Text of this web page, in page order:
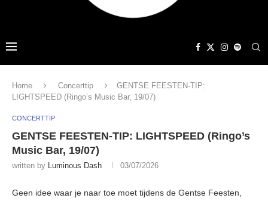
Home Concerttip
GENTSE FEESTEN-TIP:
LIGHTSPEED (Ringo’s Music Bar, 19/07)
CONCERTTIP
GENTSE FEESTEN-TIP: LIGHTSPEED (Ringo’s
Music Bar, 19/07)
written by Luminous Dash 03/07/2026
Geen idee waar je naar toe moet tijdens de Gentse Feesten,